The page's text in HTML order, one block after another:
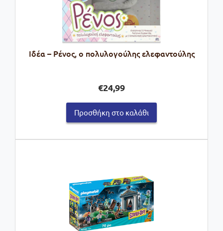
Ιδέα – Ρένος, ο πολυλογούλης ελεφαντούλης
€24,99
Προσθήκη στο καλάθι